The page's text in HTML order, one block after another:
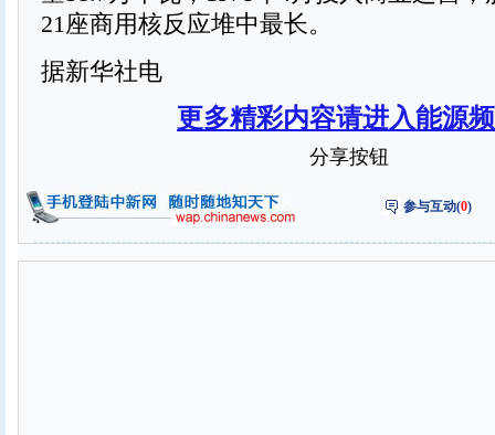
21座商用核反应堆中最长。
据新华社电
更多精彩内容请进入能源
分享按钮
参与互动(0)